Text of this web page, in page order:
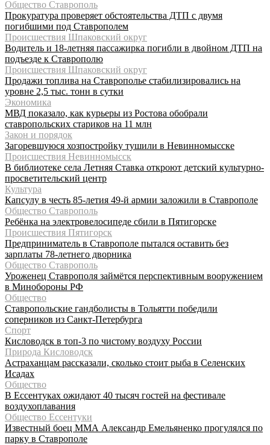
Общество Ставрополь
Прокуратура проверяет обстоятельства ДТП с двумя
погибшими под Ставрополем
Происшествия Шпаковский округ
Водитель и 18-летняя пассажирка погибли в двойном ДТП на
подъезде к Ставрополю
Происшествия Шпаковский округ
Продажи топлива на Ставрополье стабилизировались на
уровне 2,5 тыс. тонн в сутки
Экономика
МВД показало, как курьеры из Ростова обобрали
ставропольских стариков на 11 млн
Закон и порядок
Загоревшуюся хозпостройку тушили в Невинномысске
Происшествия Невинномысск
В библиотеке села Летняя Ставка откроют детский культурно-
просветительский центр
Культура
Капсулу в честь 85-летия 49-й армии заложили в Ставрополе
Общество Ставрополь
Ребёнка на электровелосипеде сбили в Пятигорске
Происшествия Пятигорск
Предприниматель в Ставрополе пытался оставить без
зарплаты 78-летнего дворника
Общество Ставрополь
Уроженец Ставрополя займётся перспективным вооружением
в Минобороны РФ
Общество
Ставропольские гандболисты в Тольятти победили
соперников из Санкт-Петербурга
Спорт
Кисловодск в топ-3 по чистому воздуху России
Природа Кисловодск
Астраханцам рассказали, сколько стоит рыба в Селенских
Исадах
Общество
В Ессентуках ожидают 40 тысяч гостей на фестивале
воздухоплавания
Общество Ессентуки
Известный боец ММА Александр Емельяненко прогулялся по
парку в Ставрополе